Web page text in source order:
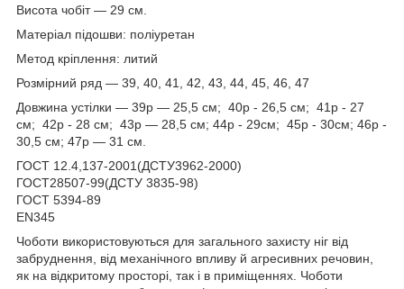
Висота чобіт — 29 см.
Матеріал підошви: поліуретан
Метод кріплення: литий
Розмірний ряд — 39, 40, 41, 42, 43, 44, 45, 46, 47
Довжина устілки — 39р — 25,5 см; 40р - 26,5 см; 41р - 27
см; 42р - 28 см; 43р — 28,5 см; 44р - 29см; 45р - 30см; 46р -
30,5 см; 47р — 31 см.
ГОСТ 12.4,137-2001(ДСТУ3962-2000)
ГОСТ28507-99(ДСТУ 3835-98)
ГОСТ 5394-89
ЕN345
Чоботи використовуються для загального захисту ніг від
забруднення, від механічного впливу й агресивних речовин,
як на відкритому просторі, так і в приміщеннях. Чоботи